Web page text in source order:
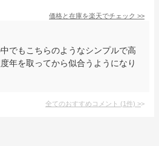
価格と在庫を楽天でチェック >>
でもこちらのようなシンプルで高
年を取ってから似合うようになり
全てのおすすめコメント (1件) >